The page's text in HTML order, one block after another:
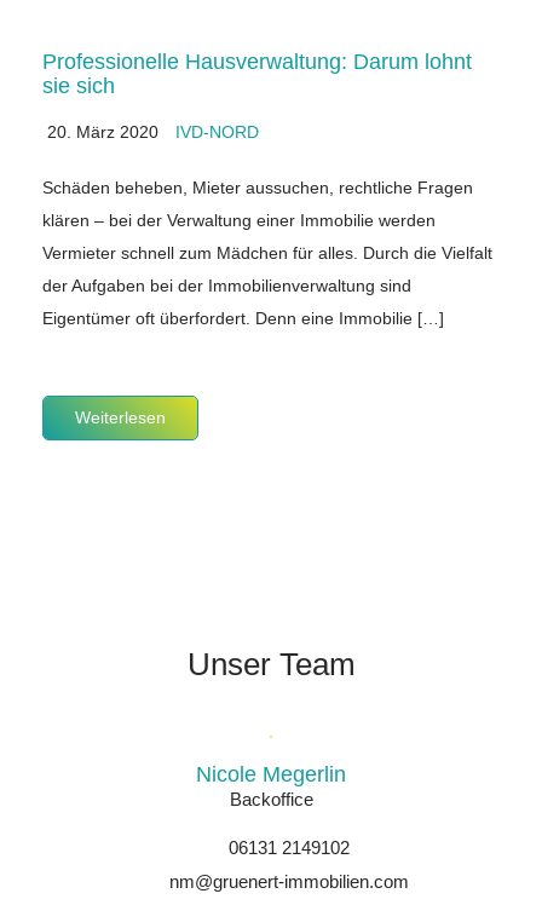
Professionelle Hausverwaltung: Darum lohnt
sie sich
20. März 2020 IVD-NORD
Schäden beheben, Mieter aussuchen, rechtliche Fragen
klären – bei der Verwaltung einer Immobilie werden
Vermieter schnell zum Mädchen für alles. Durch die Vielfalt
der Aufgaben bei der Immobilienverwaltung sind
Eigentümer oft überfordert. Denn eine Immobilie […]
Weiterlesen
Unser Team
Nicole Megerlin
Backoffice
06131 2149102
nm@gruenert-immobilien.com